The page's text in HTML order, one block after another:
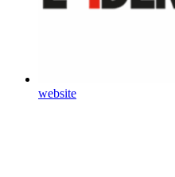
website